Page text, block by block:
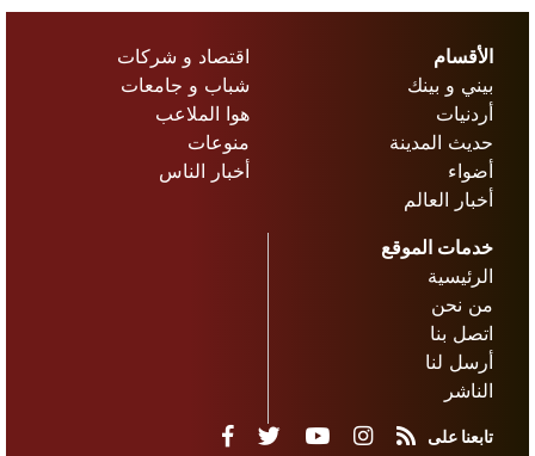
الخرابشة:
الحكومات
أنفقت 50
مليون على
مجمعات لم
تحقق
الاستفادة
المطلوبة
الأقسام
بيني و بينك
أردنيات
حديث المدينة
أضواء
أخبار العالم
اقتصاد و شركات
شباب و جامعات
هوا الملاعب
منوعات
أخبار الناس
خدمات الموقع
الرئيسية
من نحن
اتصل بنا
أرسل لنا
الناشر
تابعنا على